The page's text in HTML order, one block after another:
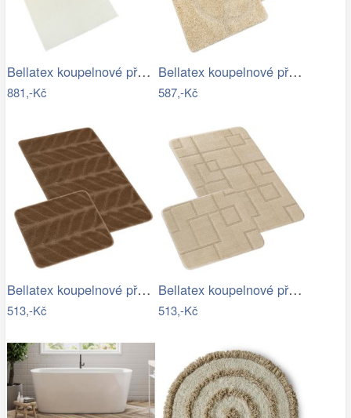
Bellatex koupelnové předložky BANYGOLD…
881,-Kč
Bellatex koupelnové předložky…
587,-Kč
Bellatex koupelnové předložky SADA BANY…
513,-Kč
Bellatex koupelnové předložky SADA BANY…
513,-Kč